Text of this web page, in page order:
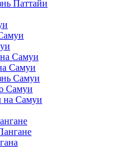
Паттайи
Самуи
Самуи
Самуи
Самуи
на Самуи